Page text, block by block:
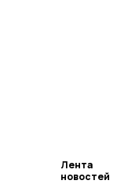
Лента
новостей